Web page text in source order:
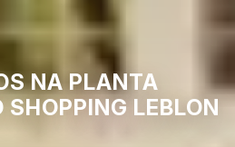
NA PLANTA
SHOPPING LEBLON